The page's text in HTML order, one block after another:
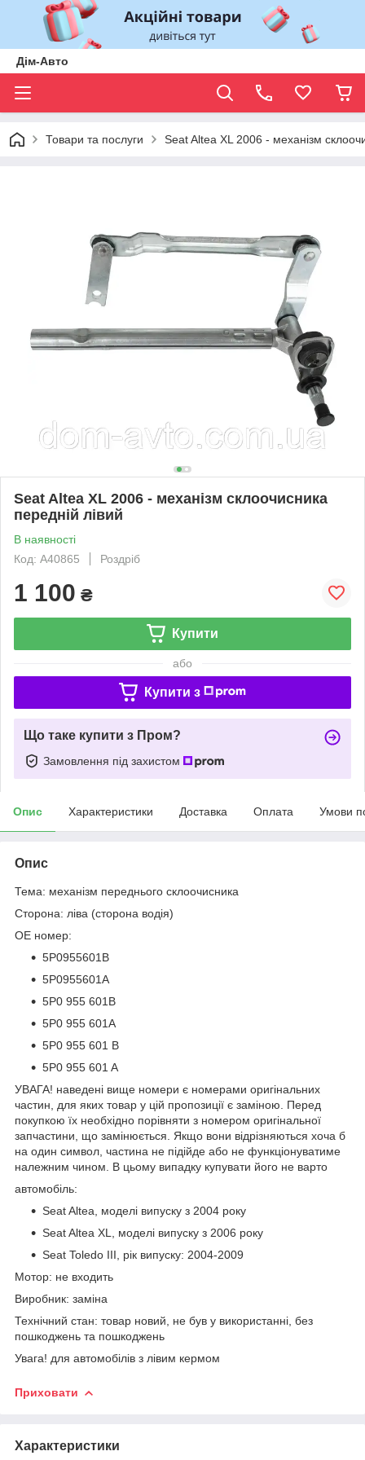
Дім-Авто
Товари та послуги Seat Altea XL 2006 - механізм
Seat Altea XL 2006 - механізм склоочисника
передній лівий
В наявності
Код: A40865
Роздріб
1 100 ₴
Купити
або
Купити з
Що таке купити з Пром?
Замовлення під захистом
Опис Характеристики Доставка Оплата Умови
Опис
Тема: механізм переднього склоочисника
Сторона: ліва (сторона водія)
OE номер:
5P0955601B
5P0955601A
5P0 955 601B
5P0 955 601A
5P0 955 601 B
5P0 955 601 A
УВАГА! наведені вище номери є номерами оригінальних
частин, для яких товар у цій пропозиції є заміною. Перед
покупкою їх необхідно порівняти з номером оригінальної
запчастини, що замінюється. Якщо вони відрізняються хоча б
на один символ, частина не підійде або не функціонуватиме
належним чином. В цьому випадку купувати його не варто
автомобіль:
Seat Altea, моделі випуску з 2004 року
Seat Altea XL, моделі випуску з 2006 року
Seat Toledo III, рік випуску: 2004-2009
Мотор: не входить
Виробник: заміна
Технічний стан: товар новий, не був у використанні, без
пошкоджень та пошкоджень
Увага! для автомобілів з лівим кермом
Приховати
Характеристики